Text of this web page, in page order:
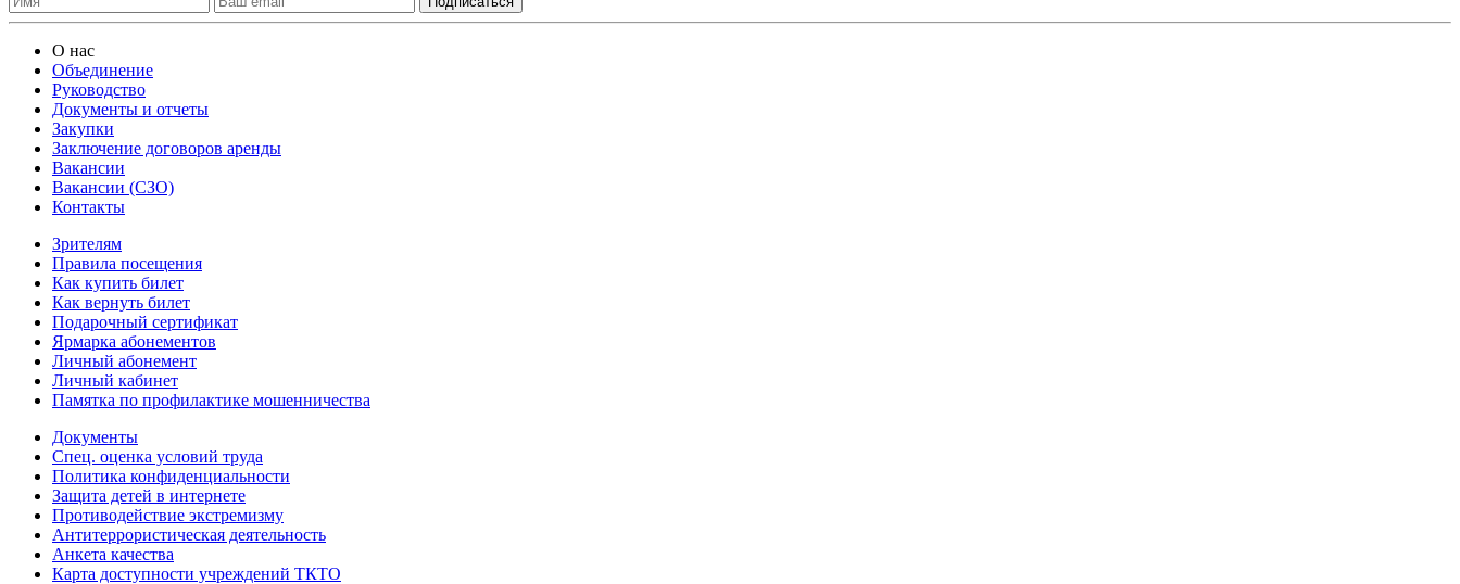
О нас
Объединение
Руководство
Документы и отчеты
Закупки
Заключение договоров аренды
Вакансии
Вакансии (СЗО)
Контакты
Зрителям
Правила посещения
Как купить билет
Как вернуть билет
Подарочный сертификат
Ярмарка абонементов
Личный абонемент
Личный кабинет
Памятка по профилактике мошенничества
Документы
Спец. оценка условий труда
Политика конфиденциальности
Защита детей в интернете
Противодействие экстремизму
Антитеррористическая деятельность
Анкета качества
Карта доступности учреждений ТКТО